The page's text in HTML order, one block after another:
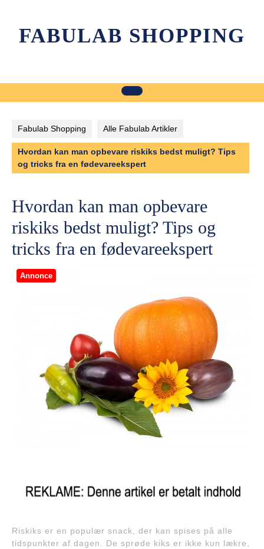
contentFABULAB SHOPPING
Fabulab Shopping Alle Fabulab Artikler
Hvordan kan man opbevare riskiks bedst muligt? Tips
og tricks fra en fødevareekspert
Hvordan kan man opbevare
riskiks bedst muligt? Tips og
tricks fra en fødevareekspert
Annonce
Riskiks er en populær snack, der kan spises på alle
tidspunkter af dagen. De sprøde kiks er ikke kun lækre,